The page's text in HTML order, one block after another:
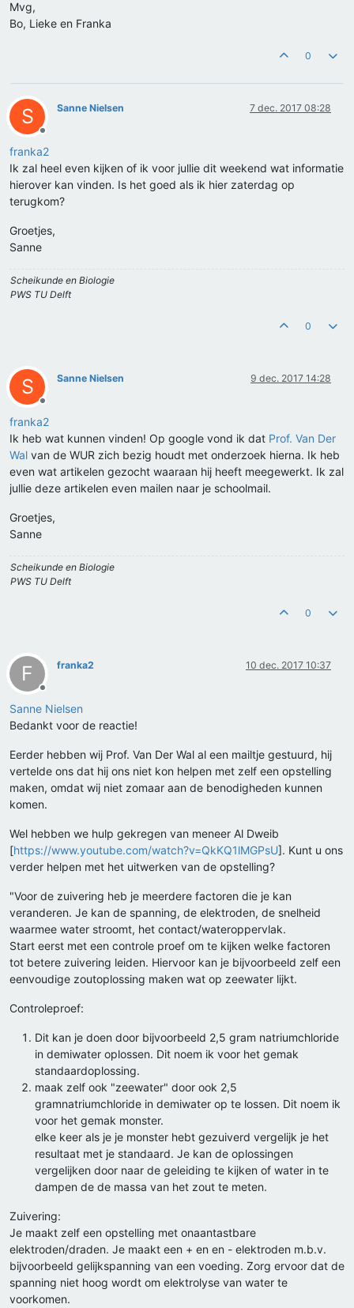
Mvg,
Bo, Lieke en Franka
0
S
Offline
Sanne Nielsen 7 dec. 2017 08:28
franka2
Ik zal heel even kijken of ik voor jullie dit weekend wat informatie
hierover kan vinden. Is het goed als ik hier zaterdag op
terugkom?
Groetjes,
Sanne
Scheikunde en Biologie
PWS TU Delft
0
S
Offline
Sanne Nielsen 9 dec. 2017 14:28
franka2
Ik heb wat kunnen vinden! Op google vond ik dat Prof. Van Der
Wal van de WUR zich bezig houdt met onderzoek hierna. Ik heb
even wat artikelen gezocht waaraan hij heeft meegewerkt. Ik zal
jullie deze artikelen even mailen naar je schoolmail.
Groetjes,
Sanne
Scheikunde en Biologie
PWS TU Delft
0
F
Offline
franka2 10 dec. 2017 10:37
Sanne Nielsen
Bedankt voor de reactie!
Eerder hebben wij Prof. Van Der Wal al een mailtje gestuurd, hij
vertelde ons dat hij ons niet kon helpen met zelf een opstelling
maken, omdat wij niet zomaar aan de benodigheden kunnen
komen.
Wel hebben we hulp gekregen van meneer Al Dweib
[https://www.youtube.com/watch?v=QkKQ1lMGPsU]. Kunt u ons
verder helpen met het uitwerken van de opstelling?
"Voor de zuivering heb je meerdere factoren die je kan
veranderen. Je kan de spanning, de elektroden, de snelheid
waarmee water stroomt, het contact/wateroppervlak.
Start eerst met een controle proef om te kijken welke factoren
tot betere zuivering leiden. Hiervoor kan je bijvoorbeeld zelf een
eenvoudige zoutoplossing maken wat op zeewater lijkt.
Controleproef:
Dit kan je doen door bijvoorbeeld 2,5 gram natriumchloride
in demiwater oplossen. Dit noem ik voor het gemak
standaardoplossing.
maak zelf ook "zeewater" door ook 2,5
gramnatriumchloride in demiwater op te lossen. Dit noem ik
voor het gemak monster.
elke keer als je je monster hebt gezuiverd vergelijk je het
resultaat met je standaard. Je kan de oplossingen
vergelijken door naar de geleiding te kijken of water in te
dampen de de massa van het zout te meten.
Zuivering:
Je maakt zelf een opstelling met onaantastbare
elektroden/draden. Je maakt een + en en - elektroden m.b.v.
bijvoorbeeld gelijkspanning van een voeding. Zorg ervoor dat de
spanning niet hoog wordt om elektrolyse van water te
voorkomen.